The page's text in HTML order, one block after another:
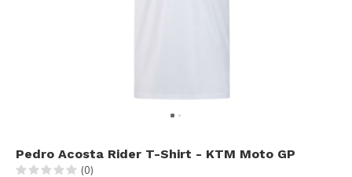
Pedro Acosta Rider T-Shirt - KTM Moto GP
(0)